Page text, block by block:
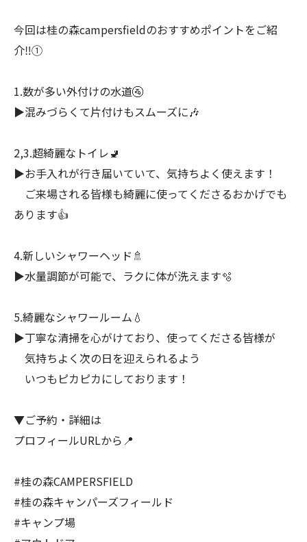
今回は桂の森campersfieldのおすすめポイントをご紹
介‼️①
1.数が多い外付けの水道🚰‎
▶︎混みづらくて片付けもスムーズに🎶
2,3.超綺麗なトイレ‪🚽
▶︎お手入れが行き届いていて、気持ちよく使えます！
ご来場される皆様も綺麗に使ってくださるおかげでも
あります👍
4.新しいシャワーヘッド🚿
▶︎水量調節が可能で、ラクに体が洗えます🫧
5.綺麗なシャワールーム💧
▶︎丁寧な清掃を心がけており、使ってくださる皆様が
気持ちよく次の日を迎えられるよう
いつもピカピカにしております！
▼ご予約・詳細は
プロフィールURLから📍
#桂の森CAMPERSFIELD
#桂の森キャンパーズフィールド
#キャンプ場